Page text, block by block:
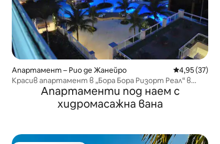
Апартамент – Рио де Жанейро Средна
4,95 (37)
Красив апартамент в „Бора Бора Ризорт Реал“ в
Апартаменти под наем с
хидромасажна вана